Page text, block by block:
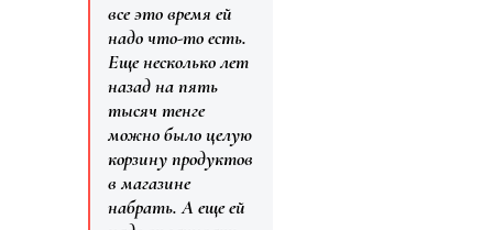
все это время ей
надо что-то есть.
Еще несколько лет
назад на пять
тысяч тенге
можно было целую
корзину продуктов
в магазине
набрать. А еще ей